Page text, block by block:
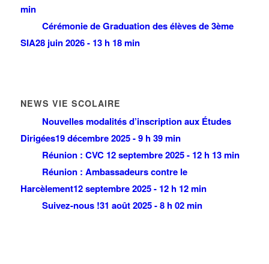
min
Cérémonie de Graduation des élèves de 3ème
SIA28 juin 2026 - 13 h 18 min
NEWS VIE SCOLAIRE
Nouvelles modalités d’inscription aux Études
Dirigées19 décembre 2025 - 9 h 39 min
Réunion : CVC 12 septembre 2025 - 12 h 13 min
Réunion : Ambassadeurs contre le
Harcèlement12 septembre 2025 - 12 h 12 min
Suivez-nous !31 août 2025 - 8 h 02 min